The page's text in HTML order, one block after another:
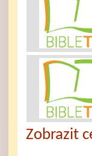
Zobrazit